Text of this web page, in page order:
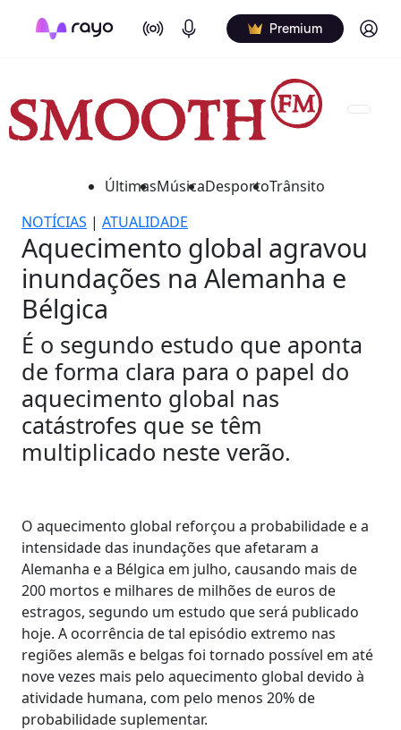
On Air Podcasts Premium Log in
ÚltimasMúsicaDesportoTrânsito
NOTÍCIAS | ATUALIDADE
Aquecimento global agravou
inundações na Alemanha e
Bélgica
É o segundo estudo que aponta
de forma clara para o papel do
aquecimento global nas
catástrofes que se têm
multiplicado neste verão.
O aquecimento global reforçou a probabilidade e a
intensidade das inundações que afetaram a
Alemanha e a Bélgica em julho, causando mais de
200 mortos e milhares de milhões de euros de
estragos, segundo um estudo que será publicado
hoje. A ocorrência de tal episódio extremo nas
regiões alemãs e belgas foi tornado possível em até
nove vezes mais pelo aquecimento global devido à
atividade humana, com pelo menos 20% de
probabilidade suplementar.